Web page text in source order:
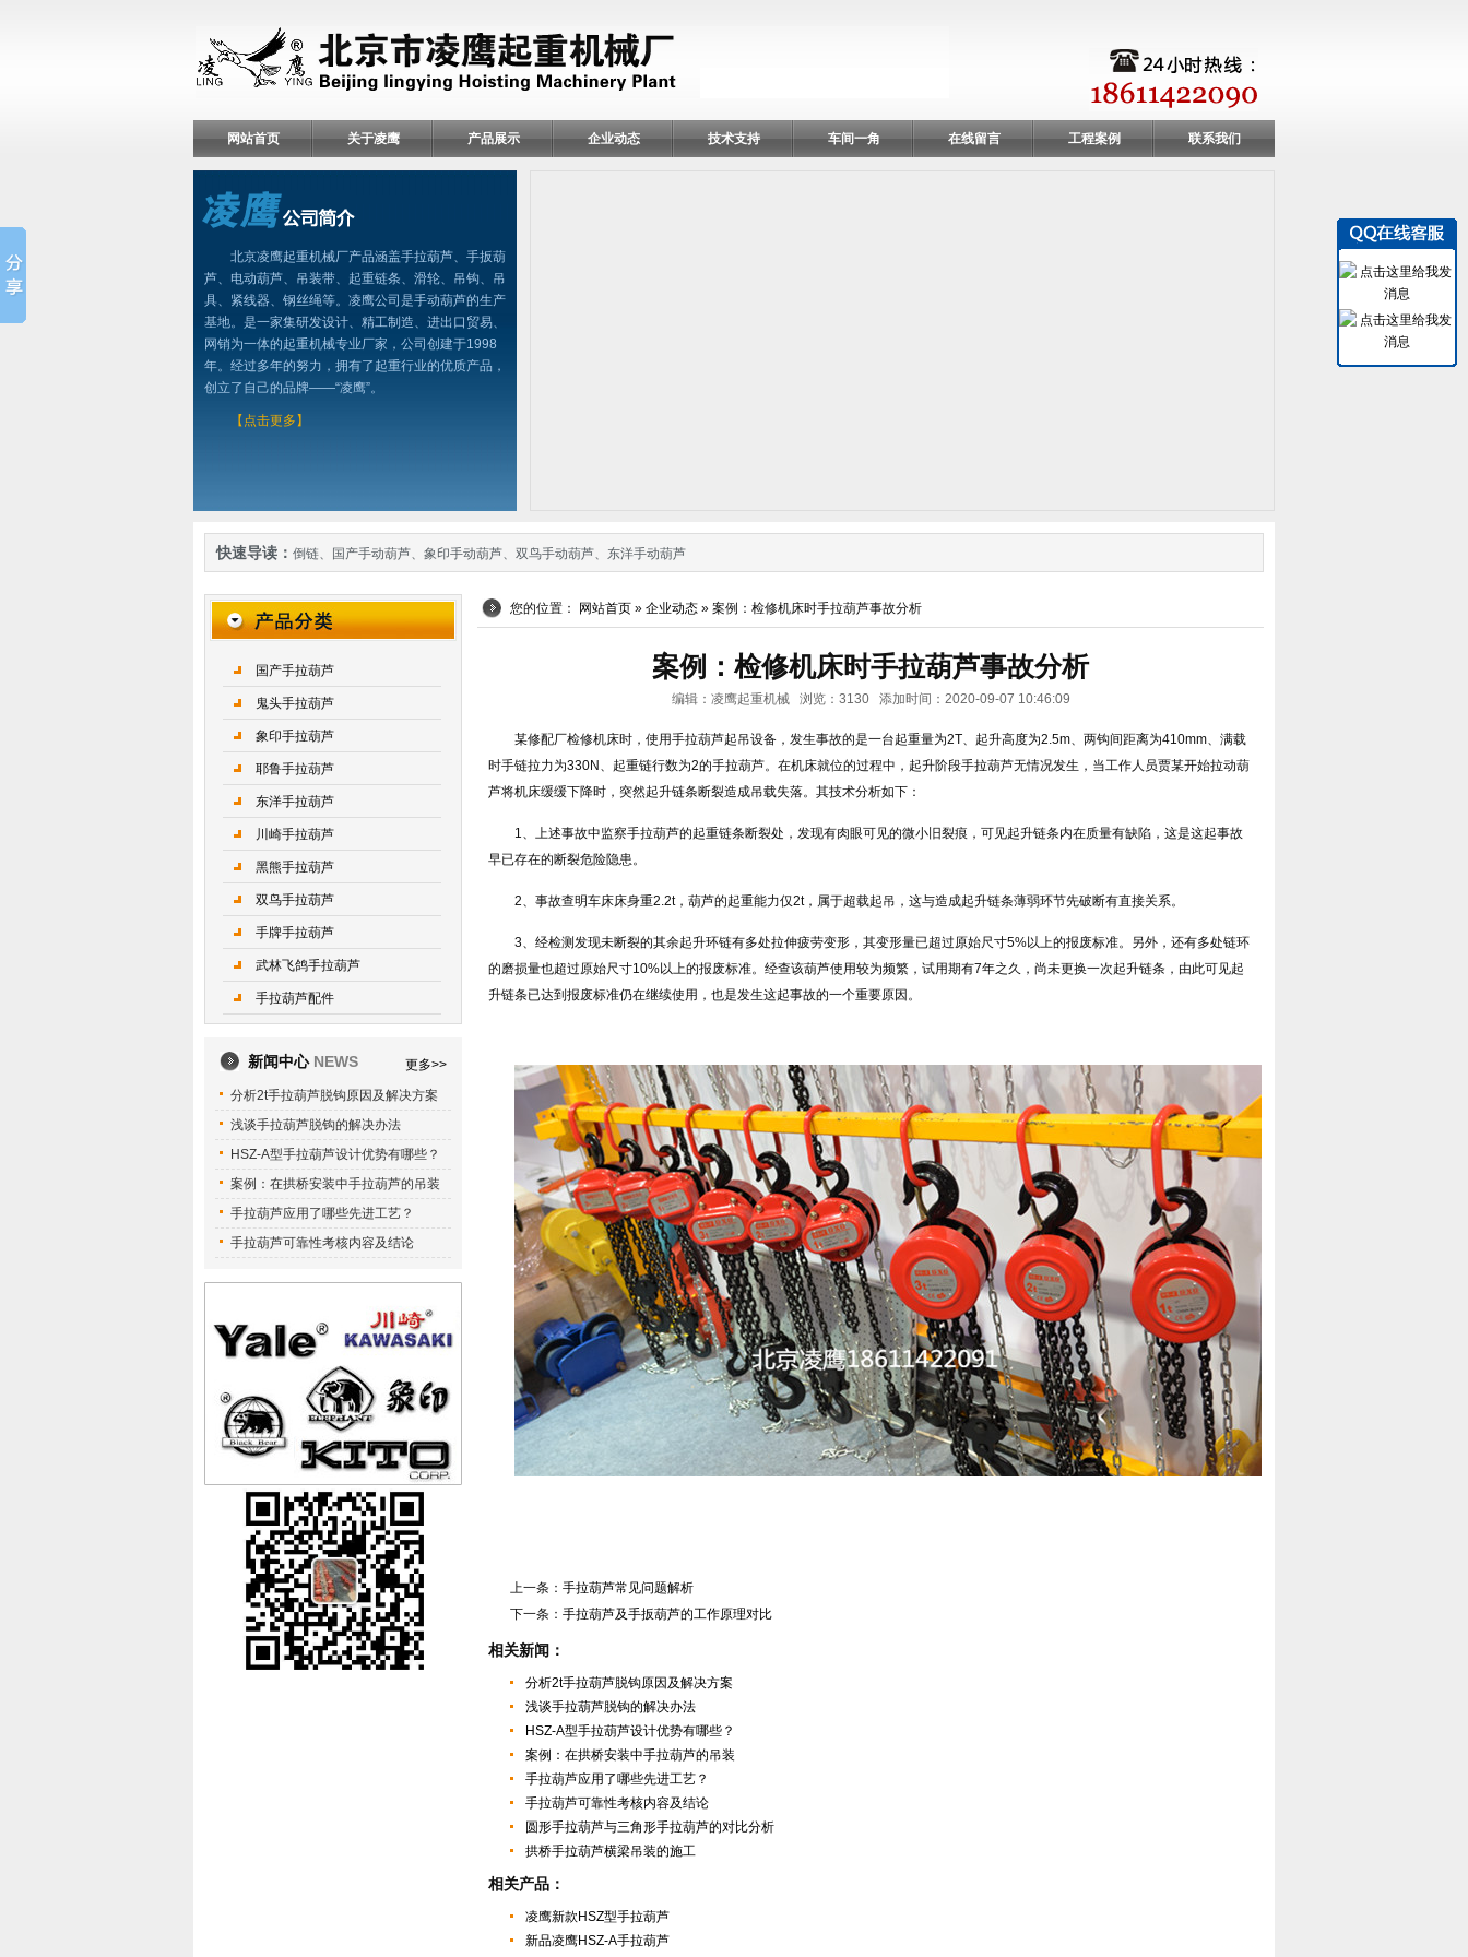
网站首页 关于凌鹰 产品展示 企业动态 技术支持 车间一角 在线留言 工程案例 联系我们
北京凌鹰起重机械厂产品涵盖手拉葫芦、手扳葫
芦、电动葫芦、吊装带、起重链条、滑轮、吊钩、吊
具、紧线器、钢丝绳等。凌鹰公司是手动葫芦的生产
基地。是一家集研发设计、精工制造、进出口贸易、
网销为一体的起重机械专业厂家，公司创建于1998
年。经过多年的努力，拥有了起重行业的优质产品，
创立了自己的品牌——“凌鹰”。
【点击更多】
快速导读： 倒链、 国产手动葫芦、 象印手动葫芦、 双鸟手动葫芦、 东洋手动葫芦
您的位置： 网站首页 » 企业动态 » 案例：检修机床时手拉葫芦事故分析
案例：检修机床时手拉葫芦事故分析
编辑：凌鹰起重机械 浏览：3130 添加时间：2020-09-07 10:46:09
某修配厂检修机床时，使用手拉葫芦起吊设备，发生事故的是一台起重量为2T、起升高度为2.5m、两钩间距离为410mm、满载
时手链拉力为330N、起重链行数为2的手拉葫芦。在机床就位的过程中，起升阶段手拉葫芦无情况发生，当工作人员贾某开始拉动葫
芦将机床缓缓下降时，突然起升链条断裂造成吊载失落。其技术分析如下：
1、上述事故中监察手拉葫芦的起重链条断裂处，发现有肉眼可见的微小旧裂痕，可见起升链条内在质量有缺陷，这是这起事故
早已存在的断裂危险隐患。
2、事故查明车床床身重2.2t，葫芦的起重能力仅2t，属于超载起吊，这与造成起升链条薄弱环节先破断有直接关系。
3、经检测发现未断裂的其余起升环链有多处拉伸疲劳变形，其变形量已超过原始尺寸5%以上的报废标准。另外，还有多处链环
的磨损量也超过原始尺寸10%以上的报废标准。经查该葫芦使用较为频繁，试用期有7年之久，尚未更换一次起升链条，由此可见起
升链条已达到报废标准仍在继续使用，也是发生这起事故的一个重要原因。
上一条： 手拉葫芦常见问题解析
下一条： 手拉葫芦及手扳葫芦的工作原理对比
相关新闻：
分析2t手拉葫芦脱钩原因及解决方案
浅谈手拉葫芦脱钩的解决办法
HSZ-A型手拉葫芦设计优势有哪些？
案例：在拱桥安装中手拉葫芦的吊装
手拉葫芦应用了哪些先进工艺？
手拉葫芦可靠性考核内容及结论
圆形手拉葫芦与三角形手拉葫芦的对比分析
拱桥手拉葫芦横梁吊装的施工
相关产品：
凌鹰新款HSZ型手拉葫芦
新品凌鹰HSZ-A手拉葫芦
国产手拉葫芦
鬼头手拉葫芦
象印手拉葫芦
耶鲁手拉葫芦
东洋手拉葫芦
川崎手拉葫芦
黑熊手拉葫芦
双鸟手拉葫芦
手牌手拉葫芦
武林飞鸽手拉葫芦
手拉葫芦配件
新闻中心 NEWS
更多>>
分析2t手拉葫芦脱钩原因及解决方案
浅谈手拉葫芦脱钩的解决办法
HSZ-A型手拉葫芦设计优势有哪些？
案例：在拱桥安装中手拉葫芦的吊装
手拉葫芦应用了哪些先进工艺？
手拉葫芦可靠性考核内容及结论